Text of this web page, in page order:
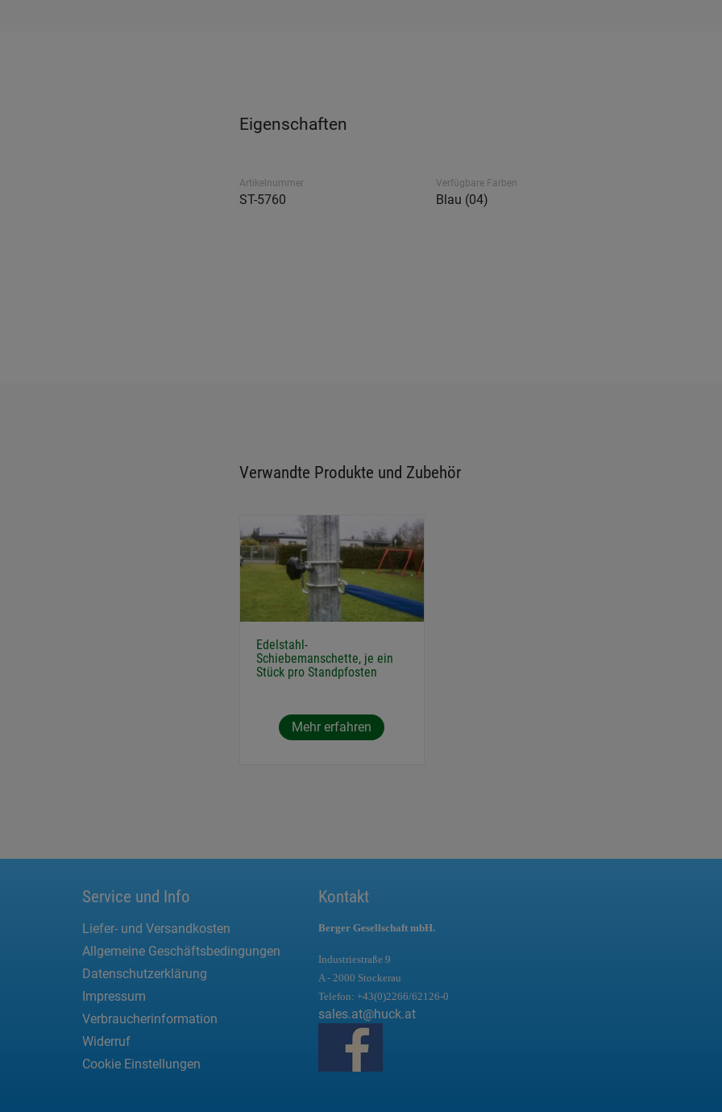
Eigenschaften
Artikelnummer
ST-5760
Verfügbare Farben
Blau (04)
Verwandte Produkte und Zubehör
Edelstahl-
Schiebemanschette, je ein
Stück pro Standpfosten
Mehr erfahren
Service und Info
Liefer- und Versandkosten
Allgemeine Geschäftsbedingungen
Datenschutzerklärung
Impressum
Verbraucherinformation
Widerruf
Cookie Einstellungen
Kontakt
Berger Gesellschaft mbH.
Industriestraße 9
A - 2000 Stockerau
Telefon: +43(0)2266/62126-0
sales.at@huck.at